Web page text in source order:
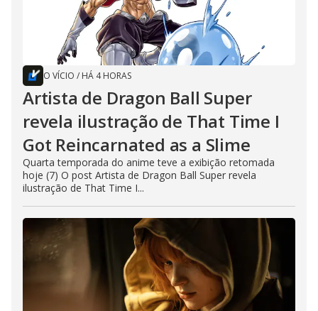
O VÍCIO / HÁ 4 HORAS
Artista de Dragon Ball Super
revela ilustração de That Time I
Got Reincarnated as a Slime
Quarta temporada do anime teve a exibição retomada
hoje (7) O post Artista de Dragon Ball Super revela
ilustração de That Time I...